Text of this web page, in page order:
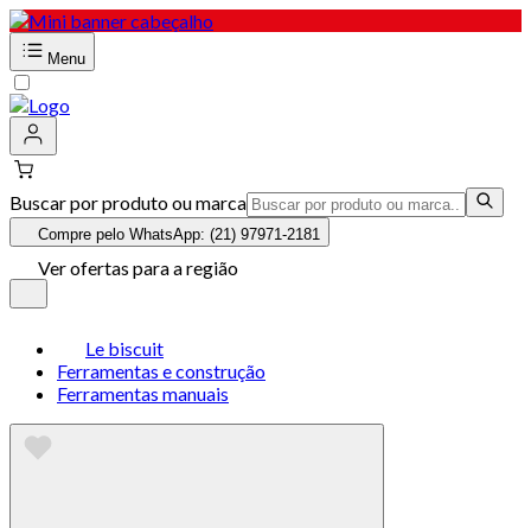
Menu
Buscar por produto ou marca
Compre pelo WhatsApp: (21) 97971-2181
Ver ofertas para a região
Le biscuit
Ferramentas e construção
Ferramentas manuais